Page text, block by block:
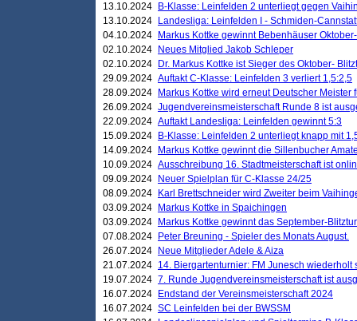
13.10.2024
B-Klasse: Leinfelden 2 unterliegt gegen
13.10.2024
Landesliga: Leinfelden I - Schmiden-
04.10.2024
Markus Kottke gewinnt Bebenhäuser
02.10.2024
Neues Mitglied Jakob Schleper
02.10.2024
Dr. Markus Kottke ist Sieger des Oktober-
29.09.2024 Auftakt C-Klasse: Leinfelden 3 verliert 1,5:2,5
28.09.2024
Markus Kottke wird erneut Deutscher Meister
26.09.2024 Jugendvereinsmeisterschaft Runde 8 ist
22.09.2024 Auftakt Landesliga: Leinfelden gewinnt 5:3
15.09.2024
B-Klasse: Leinfelden 2 unterliegt knapp mit
14.09.2024
Markus Kottke gewinnt die Sillenbucher
10.09.2024 Ausschreibung 16. Stadtmeisterschaft ist
09.09.2024
Neuer Spielplan für C-Klasse 24/25
08.09.2024
Karl Brettschneider wird Zweiter beim
03.09.2024
Markus Kottke in Spaichingen
03.09.2024
Markus Kottke gewinnt das September-
07.08.2024
Peter Breuning - Spieler des Monats August.
26.07.2024
Neue Mitglieder Adele & Aiza
21.07.2024 14. Biergartenturnier: FM Junesch wiederholt
19.07.2024 7. Runde Jugendvereinsmeisterschaft ist
16.07.2024
Endstand der Vereinsmeisterschaft 2024
16.07.2024 SC Leinfelden bei der BWSSM